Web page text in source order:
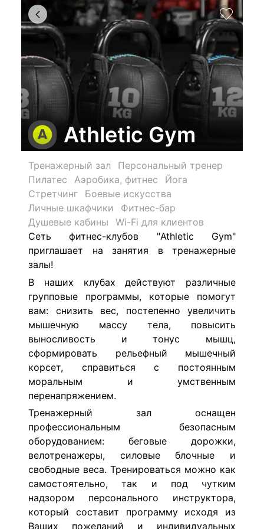
Athletic Gym
Тренажерный зал
Персональный тренер
Пилатес
Аэробика, фитнес
Йога
Стретчинг
Боевые искусства
Личные шкафчики
Фитнес-бар
Душевые кабины
Wi-Fi для клиентов
Сеть фитнес-клубов "Athletic Gym"
приглашает на занятия в тренажерные
залы!
В наших клубах действуют различные
групповые программы, которые помогут
вам: снизить вес, постепенно увеличить
мышечную массу тела, повысить
выносливость и тонус мышц,
сформировать рельефный мышечный
корсет, справиться с постоянным
моральным и умственным
перенапряжением.
Тренажерный зал оснащен
профессиональным безопасным
оборудованием: беговые дорожки,
велотренажеры, силовые блочные и
свободные веса. Тренироваться можно как
самостоятельно, так и под чутким
надзором персонального инструктора,
который составит программу исходя из
Ваших пожеланий и индивидуальных